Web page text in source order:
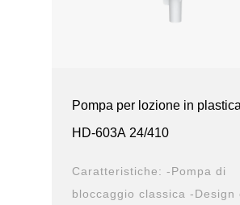
Pompa per lozione in
HD-603A 24/410
Caratteristiche: -Pompa di
bloccaggio classica -Design della